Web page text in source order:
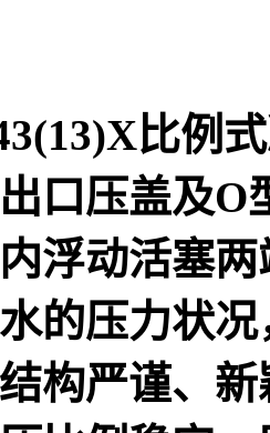
(13)X比例
口压盖及O
浮动活塞
的压力状
结构严谨、